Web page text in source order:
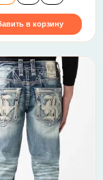
в корзину